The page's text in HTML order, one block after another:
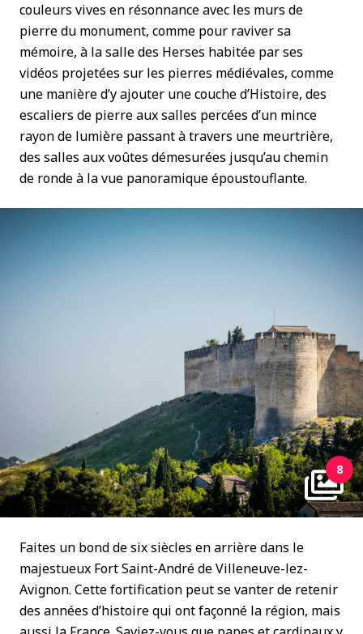
couleurs vives en résonnance avec les murs de
pierre du monument, comme pour raviver sa
mémoire, à la salle des Herses habitée par ses
vidéos projetées sur les pierres médiévales, comme
une manière d’y ajouter une couche d’Histoire, des
escaliers de pierre aux salles percées d’un mince
rayon de lumière passant à travers une meurtrière,
des salles aux voûtes démesurées jusqu’au chemin
de ronde à la vue panoramique époustouflante.
8
Faites un bond de six siècles en arrière dans le
majestueux Fort Saint-André de Villeneuve-lez-
Avignon. Cette fortification peut se vanter de retenir
des années d’histoire qui ont façonné la région, mais